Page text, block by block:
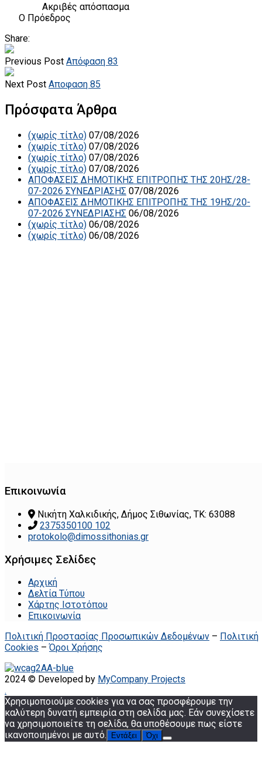
Ακριβές απόσπασμα
Ο Πρόεδρος
Share:
Previous Post Απόφαση 83
Next Post Αποφαση 85
Πρόσφατα Άρθρα
(χωρίς τίτλο) 07/08/2026
(χωρίς τίτλο) 07/08/2026
(χωρίς τίτλο) 07/08/2026
(χωρίς τίτλο) 07/08/2026
ΑΠΟΦΑΣΕΙΣ ΔΗΜΟΤΙΚΗΣ ΕΠΙΤΡΟΠΗΣ ΤΗΣ 20ΗΣ/28-
07-2026 ΣΥΝΕΔΡΙΑΣΗΣ 07/08/2026
ΑΠΟΦΑΣΕΙΣ ΔΗΜΟΤΙΚΗΣ ΕΠΙΤΡΟΠΗΣ ΤΗΣ 19ΗΣ/20-
07-2026 ΣΥΝΕΔΡΙΑΣΗΣ 06/08/2026
(χωρίς τίτλο) 06/08/2026
(χωρίς τίτλο) 06/08/2026
Επικοινωνία
Νικήτη Χαλκιδικής, Δήμος Σιθωνίας, ΤΚ: 63088
2375350100 102
protokolo@dimossithonias.gr
Χρήσιμες Σελίδες
Αρχική
Δελτία Τύπου
Χάρτης Ιστοτόπου
Επικοινωνία
Πολιτική Προστασίας Προσωπικών Δεδομένων – Πολιτική
Cookies –Όροι Χρήσης
2024 © Developed by MyCompany Projects
.
Χρησιμοποιούμε cookies για να σας προσφέρουμε την
καλύτερη δυνατή εμπειρία στη σελίδα μας. Εάν συνεχίσετε
να χρησιμοποιείτε τη σελίδα, θα υποθέσουμε πως είστε
ικανοποιημένοι με αυτό.
Εντάξει Όχι